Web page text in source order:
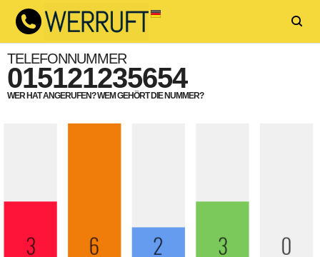
TELEFONNUMMER
015121235654
WER HAT ANGERUFEN? WEM GEHÖRT DIE NUMMER?